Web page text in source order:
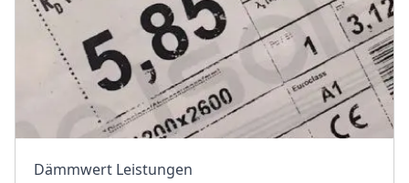
Dämmwert Leistungen